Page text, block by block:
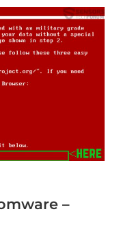
–